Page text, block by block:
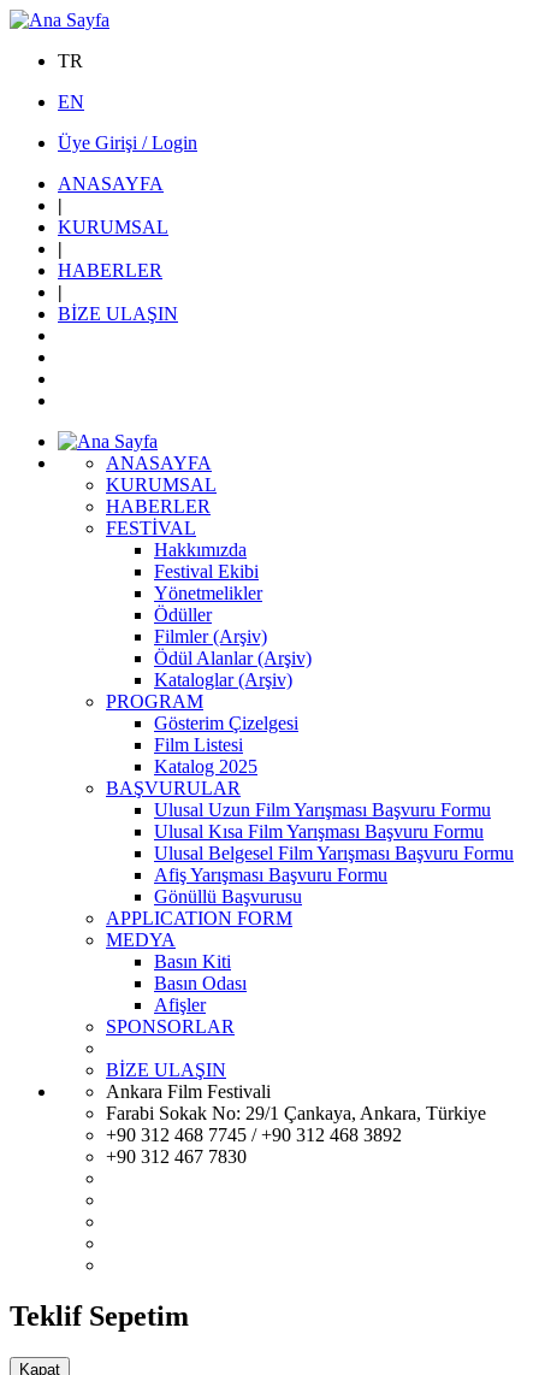
TR
EN
Üye Girişi / Login
ANASAYFA
|
KURUMSAL
|
HABERLER
|
BİZE ULAŞIN
ANASAYFA
KURUMSAL
HABERLER
FESTİVAL
Hakkımızda
Festival Ekibi
Yönetmelikler
Ödüller
Filmler (Arşiv)
Ödül Alanlar (Arşiv)
Kataloglar (Arşiv)
PROGRAM
Gösterim Çizelgesi
Film Listesi
Katalog 2025
BAŞVURULAR
Ulusal Uzun Film Yarışması Başvuru Formu
Ulusal Kısa Film Yarışması Başvuru Formu
Ulusal Belgesel Film Yarışması Başvuru Formu
Afiş Yarışması Başvuru Formu
Gönüllü Başvurusu
APPLICATION FORM
MEDYA
Basın Kiti
Basın Odası
Afişler
SPONSORLAR
BİZE ULAŞIN
Ankara Film Festivali
Farabi Sokak No: 29/1 Çankaya, Ankara, Türkiye
+90 312 468 7745 / +90 312 468 3892
+90 312 467 7830
Teklif Sepetim
Kapat